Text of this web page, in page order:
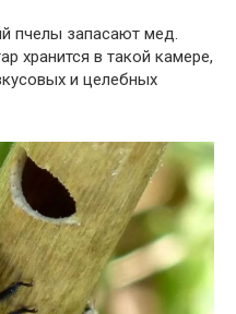
пчелы запасают мед.
хранится в такой камере,
и целебных